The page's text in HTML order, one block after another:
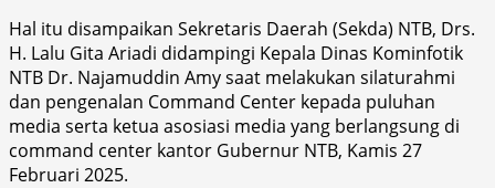
Hal itu disampaikan Sekretaris Daerah (Sekda) NTB, Drs.
H. Lalu Gita Ariadi didampingi Kepala Dinas Kominfotik
NTB Dr. Najamuddin Amy saat melakukan silaturahmi
dan pengenalan Command Center kepada puluhan
media serta ketua asosiasi media yang berlangsung di
command center kantor Gubernur NTB, Kamis 27
Februari 2025.